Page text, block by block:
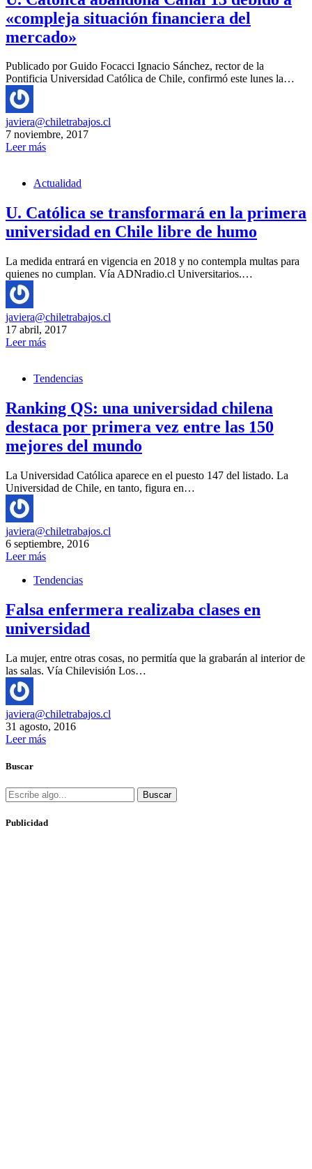
«compleja situación financiera del
mercado»
Publicado por Guido Focacci Ignacio Sánchez, rector de la
Pontificia Universidad Católica de Chile, confirmó este lunes la…
javiera@chiletrabajos.cl
7 noviembre, 2017
Leer más
Actualidad
U. Católica se transformará en la primera
universidad en Chile libre de humo
La medida entrará en vigencia en 2018 y no contempla multas para
quienes no cumplan. Vía ADNradio.cl Universitarios.…
javiera@chiletrabajos.cl
17 abril, 2017
Leer más
Tendencias
Ranking QS: una universidad chilena
destaca por primera vez entre las 150
mejores del mundo
La Universidad Católica aparece en el puesto 147 del listado. La
Universidad de Chile, en tanto, figura en…
javiera@chiletrabajos.cl
6 septiembre, 2016
Leer más
Tendencias
Falsa enfermera realizaba clases en
universidad
La mujer, entre otras cosas, no permitía que la grabarán al interior de
las salas. Vía Chilevisión Los…
javiera@chiletrabajos.cl
31 agosto, 2016
Leer más
Buscar
Buscar
Publicidad